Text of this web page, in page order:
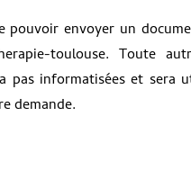
pouvoir envoyer un
toulouse. Toute
informatisées et sera
demande.